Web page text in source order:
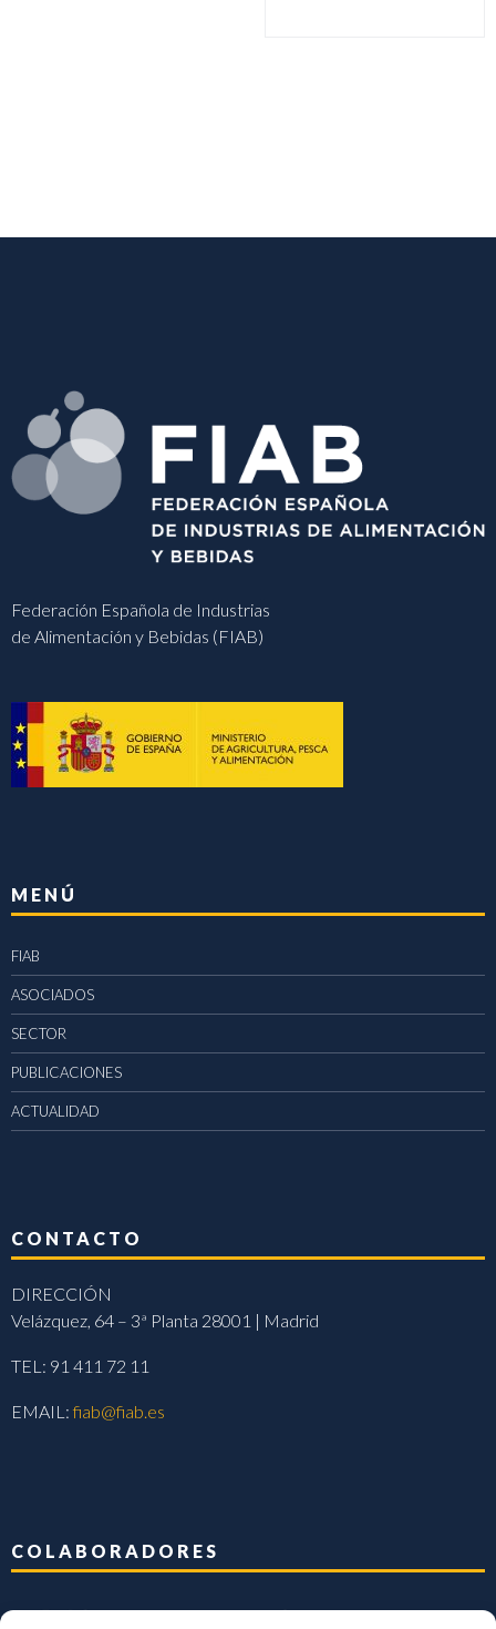
Federación Española de Industrias
de Alimentación y Bebidas (FIAB)
MENÚ
FIAB
ASOCIADOS
SECTOR
PUBLICACIONES
ACTUALIDAD
CONTACTO
DIRECCIÓN
Velázquez, 64 – 3ª Planta 28001 | Madrid
TEL: 91 411 72 11
EMAIL:fiab@fiab.es
COLABORADORES